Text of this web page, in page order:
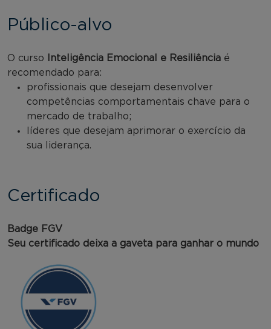
Público-alvo
O curso Inteligência Emocional e Resiliência é
recomendado para:
profissionais que desejam desenvolver
competências comportamentais chave para o
mercado de trabalho;
líderes que desejam aprimorar o exercício da
sua liderança.
Certificado
Badge FGV
Seu certificado deixa a gaveta para ganhar o mundo